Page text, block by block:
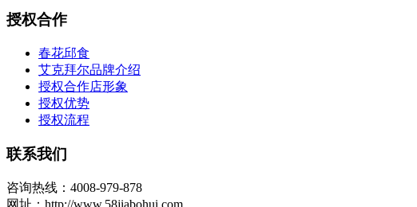
授权合作
春花邱食
艾克拜尔品牌介绍
授权合作店形象
授权优势
授权流程
联系我们
咨询热线：4008-979-878
网址：http://www.58jiabohui.com